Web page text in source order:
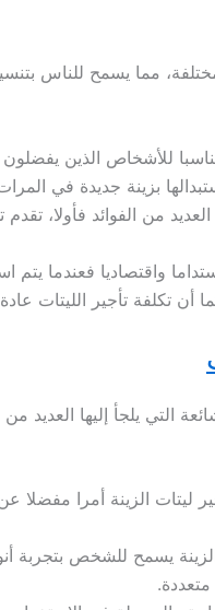
مختلفة، مما يسمح للناس
للأشخاص الذين
بزينة جديدة في
من الفوائد فأولا،
واقتصاديا فعندما يتم
أن تكلفة تأجير الليتات
التي يلجأ إليها
ليتات الزينة أمرا مفضلا
يسمح للشخص بتجربة
متعددة.